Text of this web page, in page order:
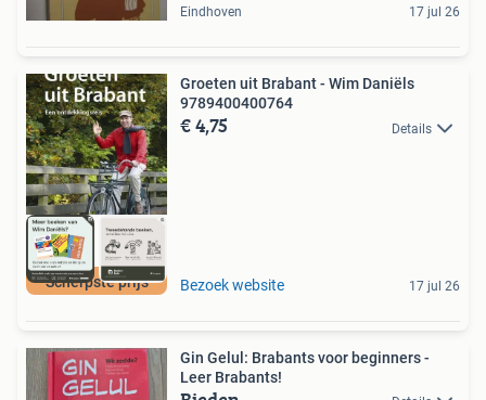
Eindhoven 17 jul 26
Scherpste prijs
Groeten uit Brabant - Wim Daniëls
9789400400764
€ 4,75 Details
Bezoek website 17 jul 26
Gin Gelul: Brabants voor beginners -
Leer Brabants!